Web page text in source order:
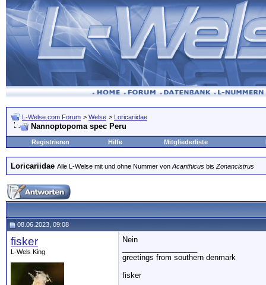
L-Welse.com Forum > Welse > Loricariidae
Nannoptopoma spec Peru
Registrieren Hilfe Mitgliederliste
Loricariidae Alle L-Welse mit und ohne Nummer von Acanthicus bis Zonancistrus
08.06.2023, 09:08
fisker
L-Wels King
Nein
greetings from southern denmark
fisker